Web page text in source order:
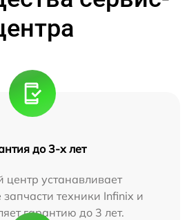
до 3-х лет
центр устанавливает
техники Infinix и
гарантию до 3 лет.